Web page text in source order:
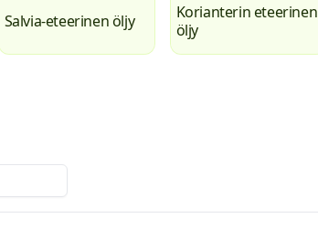
Salvia-eteerinen öljy
Korianterin eteerinen
öljy